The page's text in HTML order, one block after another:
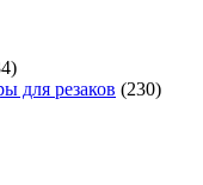
для резаков (230)